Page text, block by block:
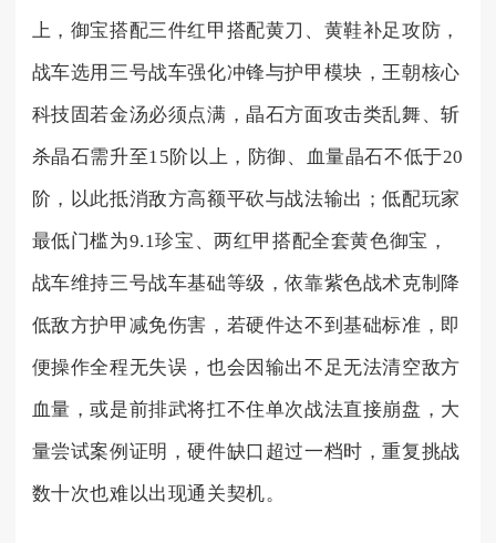
上，御宝搭配三件红甲搭配黄刀、黄鞋补足攻防，
战车选用三号战车强化冲锋与护甲模块，王朝核心
科技固若金汤必须点满，晶石方面攻击类乱舞、斩
杀晶石需升至15阶以上，防御、血量晶石不低于20
阶，以此抵消敌方高额平砍与战法输出；低配玩家
最低门槛为9.1珍宝、两红甲搭配全套黄色御宝，
战车维持三号战车基础等级，依靠紫色战术克制降
低敌方护甲减免伤害，若硬件达不到基础标准，即
便操作全程无失误，也会因输出不足无法清空敌方
血量，或是前排武将扛不住单次战法直接崩盘，大
量尝试案例证明，硬件缺口超过一档时，重复挑战
数十次也难以出现通关契机。